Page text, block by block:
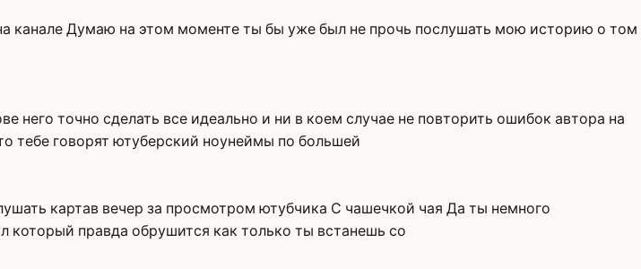
канале Думаю на этом моменте ты бы уже был не прочь послушать мою историю о том
него точно сделать все идеально и ни в коем случае не повторить ошибок автора на
тебе говорят ютуберский ноунеймы по большей
картав вечер за просмотром ютубчика С чашечкой чая Да ты немного
правда обрушится как только ты встанешь со